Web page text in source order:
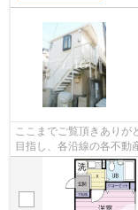
ここまでご覧頂きありが
目指し、各沿線の各不動
様へ提供しております！